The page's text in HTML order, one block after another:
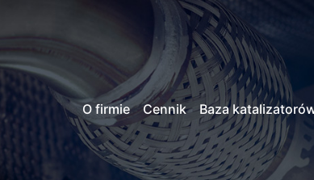
O firmie Cennik Baza